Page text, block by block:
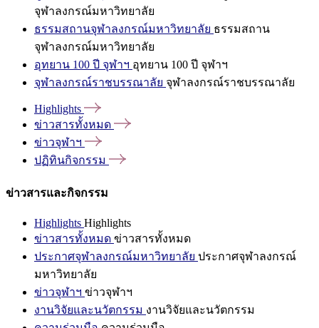
จุฬาลงกรณ์มหาวิทยาลัย
ธรรมสถานจุฬาลงกรณ์มหาวิทยาลัย ธรรมสถาน
จุฬาลงกรณ์มหาวิทยาลัย
อุทยาน 100 ปี จุฬาฯ อุทยาน 100 ปี จุฬาฯ
จุฬาลงกรณ์ราชบรรณาลัย จุฬาลงกรณ์ราชบรรณาลัย
Highlights
ข่าวสารทั้งหมด
ข่าวจุฬาฯ
ปฏิทินกิจกรรม
ข่าวสารและกิจกรรม
Highlights Highlights
ข่าวสารทั้งหมด ข่าวสารทั้งหมด
ประกาศจุฬาลงกรณ์มหาวิทยาลัย ประกาศจุฬาลงกรณ์
มหาวิทยาลัย
ข่าวจุฬาฯ ข่าวจุฬาฯ
งานวิจัยและนวัตกรรม งานวิจัยและนวัตกรรม